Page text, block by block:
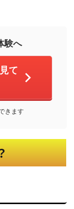
験へ
て
きます